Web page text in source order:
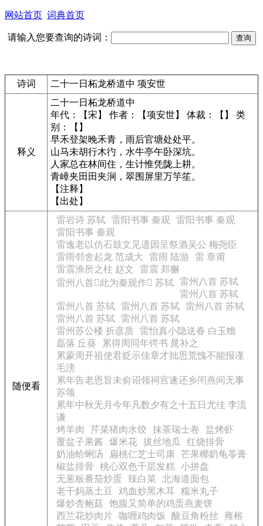
网站首页 词典首页
请输入您要查询的诗词：
诗词 二十一日柘龙桥道中 项安世
释义
二十一日柘龙桥道中
年代：【宋】 作者：【项安世】 体裁：【】 类
别：【】
早禾登架晚禾青，雨后官塘处处平。
山马未胡行木彴，水牛亭午卧深坑。
人家总在林间住，生计惟凭陇上耕。
青嶂夹田田夹涧，翠围屏里万竽笙。
【注释】
【出处】
随便看
雷岩诗 苏轼 雷阳书事 秦观
雷阳书事 秦观
雷阳书事 秦观
雷逸老以仿石鼓文见遗因呈祭酒吴公 梅尧臣
雷雨邻舍起龙 范成大
雷雨 陆游
雷 章甫
雷震渔所之柱 赵文
雷震 郑獬
雷州八首此为秦观作 苏轼 雷州八首 苏轼
雷州八首 苏轼
雷州八首 苏轼 雷州八首 苏轼 雷州八首 苏轼
雷州八首 苏轼 雷州八首 苏轼
雷州苏公楼 折彦质
雷怡真小隐送春 白玉蟾
磊落 丘葵
累得周同年锷书 晁补之
累蒙周开祖使君贬示佳章才拙思荒愧不能报谨
毛滂
累年告老恩旨未俞诏领祠宫遂还乡闬燕间无事
苏颂
累年中秋无月今年凡数夕有之十五日尤佳 李流
谦
烤羊肉
芹菜猪肉水饺 抹茶瑞士卷
盐烤虾
覆盆子果酱
爆米花 拔丝地瓜
红烧排骨
奶油蛤蜊汤
扁桃仁芝士司康
芒果椰奶龟苓膏
椒盐排骨
桃心双色千层发糕
小拼盘
无葱板番茄炒蛋
辣白菜
北海道面包
老干妈蒸土豆
鸡血炒黑木耳
糯米丸子
爆炒杏鲍菇
饱腹又简单的鸡蛋燕麦饼
西兰花炒肉片
咖喱鸡肉饭 酸豆角粉丝
雍榕